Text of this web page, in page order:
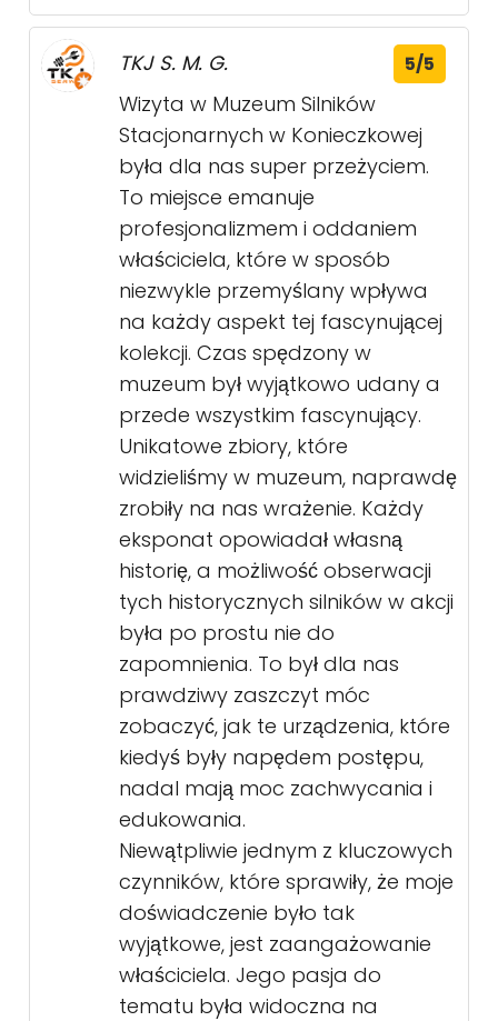
TKJ S. M. G. 5/5
Wizyta w Muzeum Silników
Stacjonarnych w Konieczkowej
była dla nas super przeżyciem.
To miejsce emanuje
profesjonalizmem i oddaniem
właściciela, które w sposób
niezwykle przemyślany wpływa
na każdy aspekt tej fascynującej
kolekcji. Czas spędzony w
muzeum był wyjątkowo udany a
przede wszystkim fascynujący.
Unikatowe zbiory, które
widzieliśmy w muzeum, naprawdę
zrobiły na nas wrażenie. Każdy
eksponat opowiadał własną
historię, a możliwość obserwacji
tych historycznych silników w akcji
była po prostu nie do
zapomnienia. To był dla nas
prawdziwy zaszczyt móc
zobaczyć, jak te urządzenia, które
kiedyś były napędem postępu,
nadal mają moc zachwycania i
edukowania.
Niewątpliwie jednym z kluczowych
czynników, które sprawiły, że moje
doświadczenie było tak
wyjątkowe, jest zaangażowanie
właściciela. Jego pasja do
tematu była widoczna na